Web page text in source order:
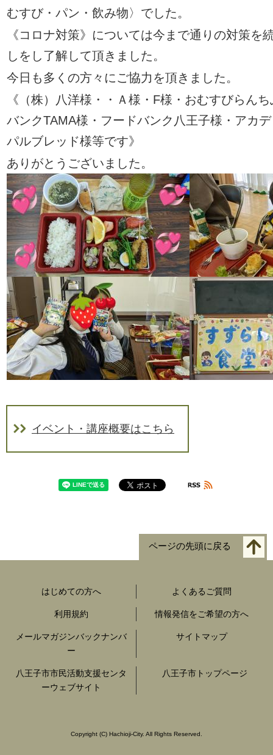
むすび・パン・飲み物〉でした。
《コロナ対策》については今まで通りの対策を
しをし了解して頂きました。
今日も多くの方々にご協力を頂きました。
《（株）八洋様・・Ａ様・F様・おむすびらん
バンクTAMA様・フードバンク八王子様・アカ
パルブレッド様等です》
ありがとうございました。
イベント・講座概要はこちら
ページの先頭に戻る
はじめての方へ よくあるご質問
利用規約 情報発信をご希望の方へ
メールマガジンバックナンバ
ー
サイトマップ
八王子市市民活動支援センタ
ーウェブサイト
八王子市トップページ
Copyright (C) Hachioji-City. All Rights Reserved.